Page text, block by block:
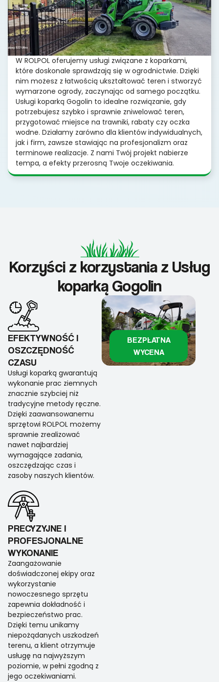
W ROLPOL oferujemy usługi związane z koparkami,
które doskonale sprawdzają się w ogrodnictwie. Dzięki
nim możesz z łatwością ukształtować teren i stworzyć
wymarzone ogrody, zaczynając od samego początku.
Usługi koparką Gogolin to idealne rozwiązanie, gdy
potrzebujesz szybko i sprawnie zniwelować teren,
przygotować miejsce na trawniki, rabaty czy oczka
wodne. Działamy zarówno dla klientów indywidualnych,
jak i firm, zawsze stawiając na profesjonalizm oraz
terminowe realizacje. Z nami Twój projekt nabierze
tempa, a efekty przerosną Twoje oczekiwania.
Korzyści z korzystania z Usług
koparką Gogolin
EFEKTYWNOŚĆ I
OSZCZĘDNOŚĆ
CZASU
Usługi koparką gwarantują
wykonanie prac ziemnych
znacznie szybciej niż
tradycyjne metody ręczne.
Dzięki zaawansowanemu
sprzętowi ROLPOL możemy
sprawnie zrealizować
nawet najbardziej
wymagające zadania,
oszczędzając czas i
zasoby naszych klientów.
PRECYZYJNE I
PROFESJONALNE
WYKONANIE
Zaangażowanie
doświadczonej ekipy oraz
wykorzystanie
nowoczesnego sprzętu
zapewnia dokładność i
bezpieczeństwo prac.
Dzięki temu unikamy
niepożądanych uszkodzeń
terenu, a klient otrzymuje
usługę na najwyższym
poziomie, w pełni zgodną z
jego oczekiwaniami.
BEZPŁATNA
WYCENA